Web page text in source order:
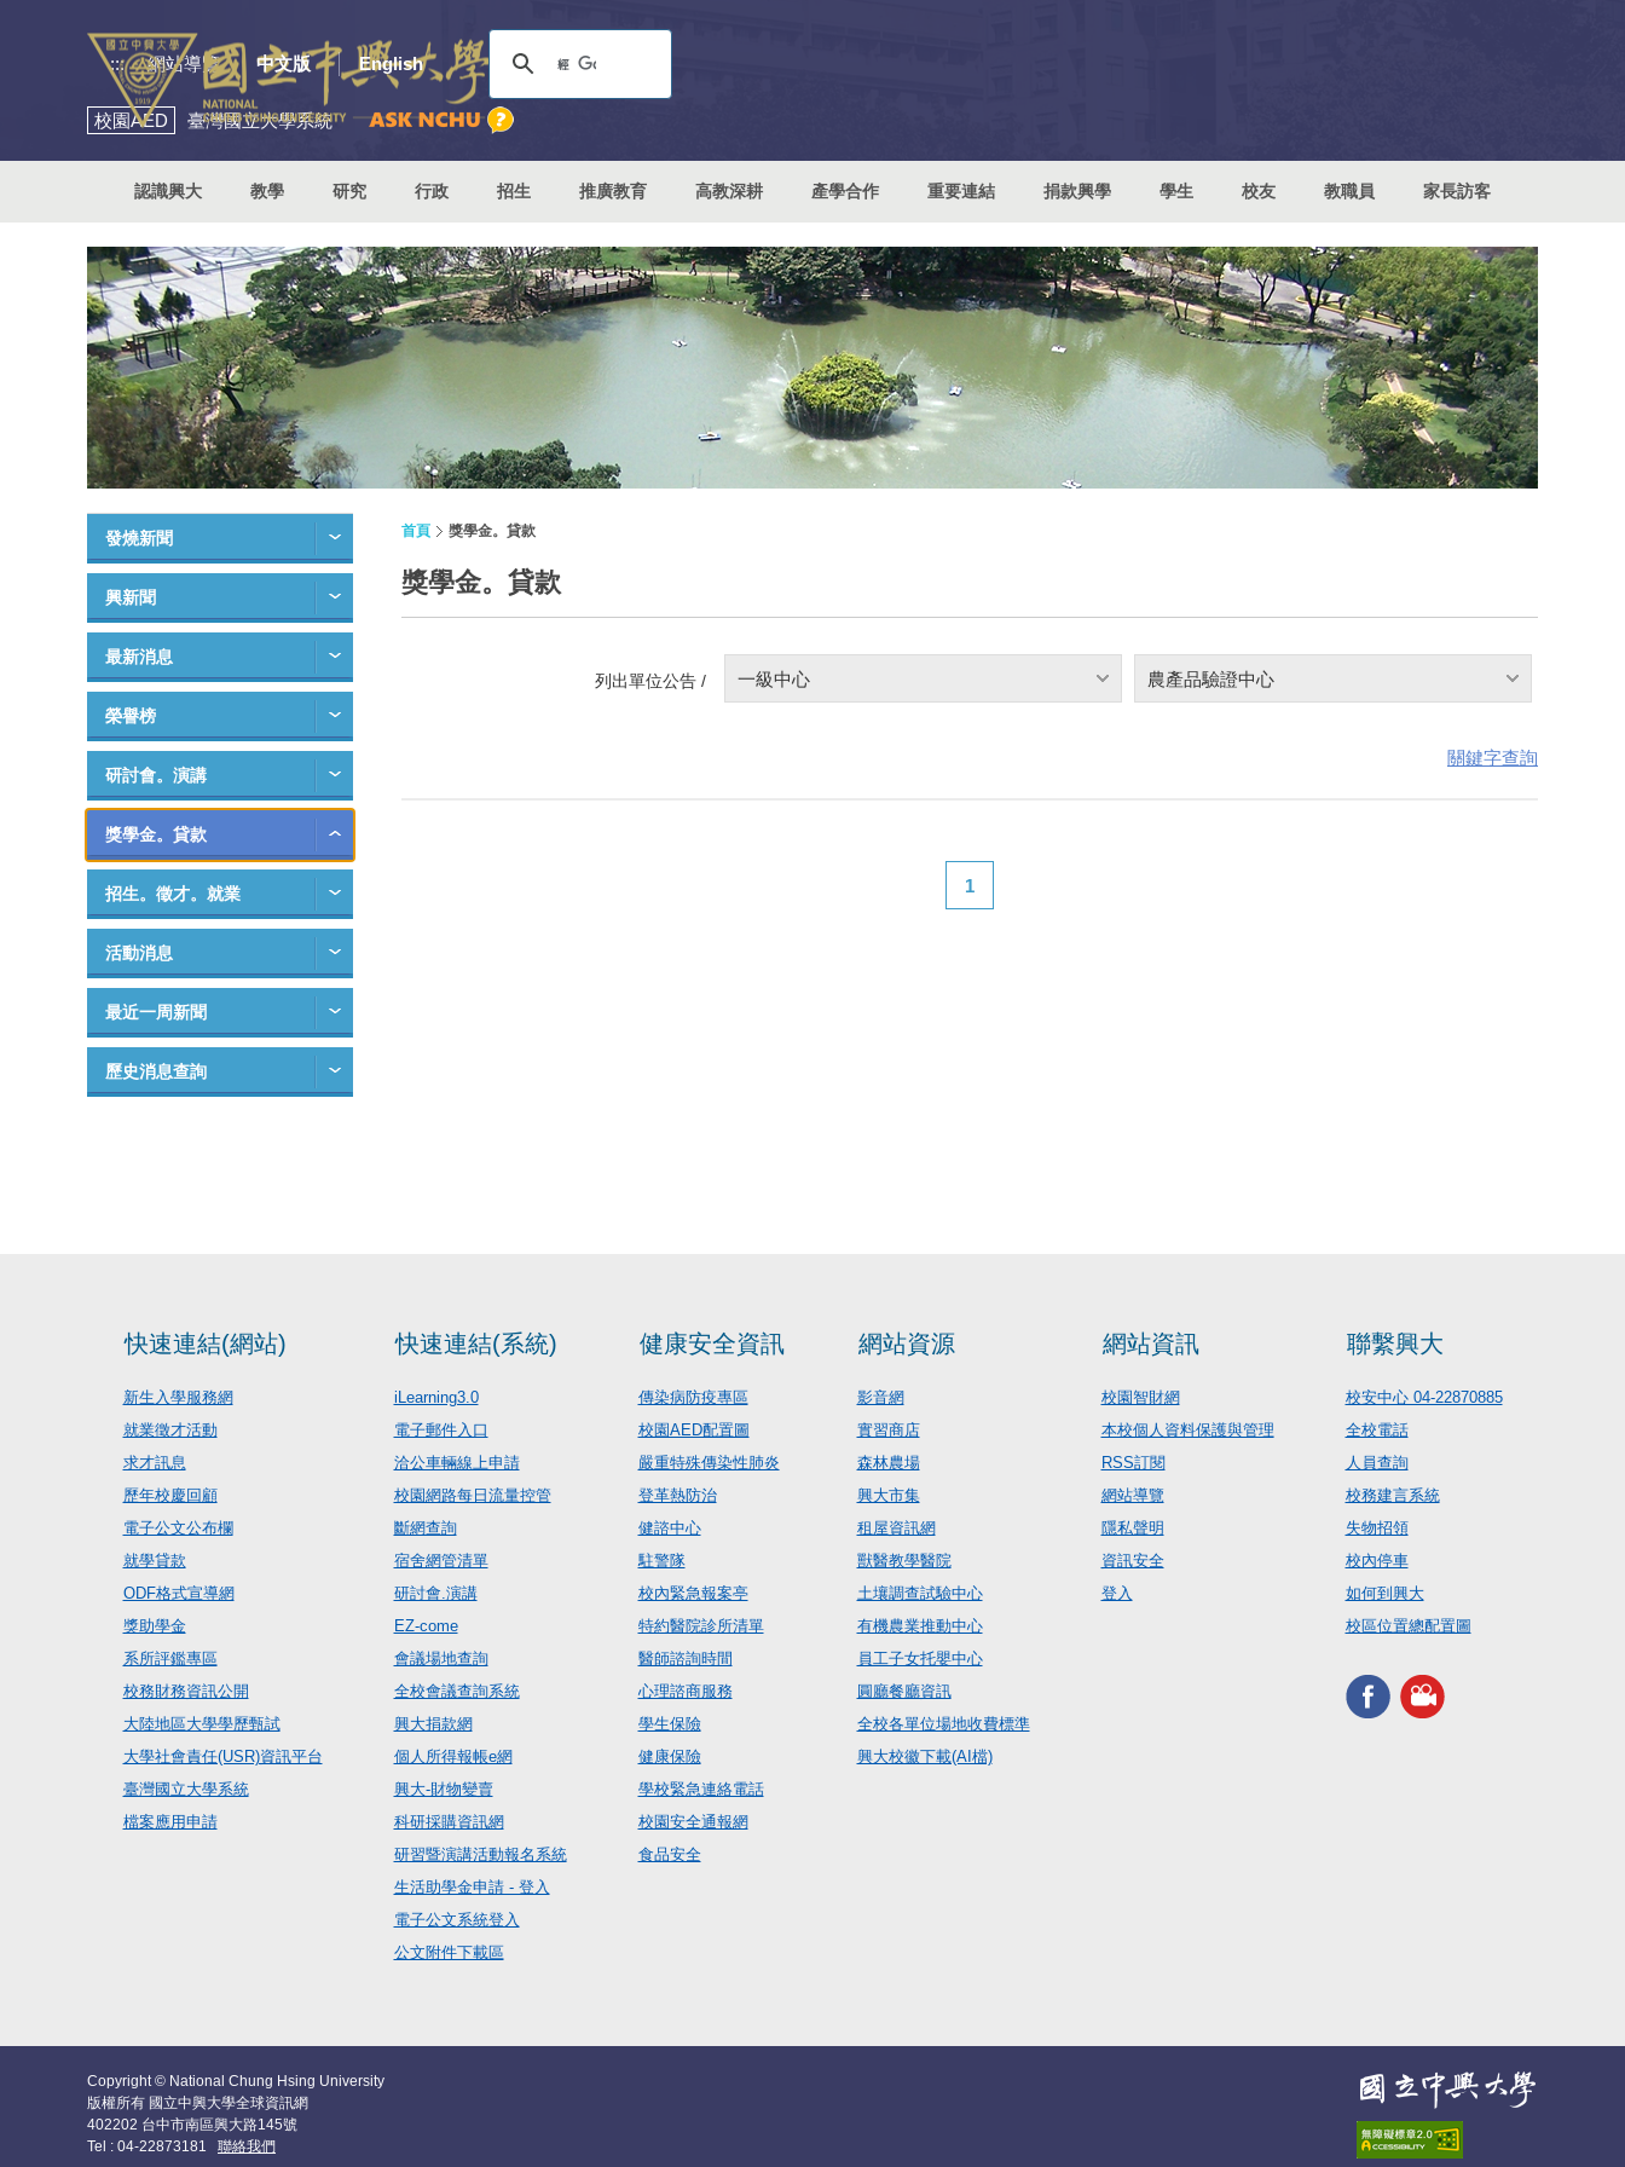
::: 網站導覽 中文版 English
校園AED 臺灣國立大學系統
認識興大 教學 研究 行政 招生 推廣教育 高教深耕 產學合作 重要連結 捐款興學 學生 校友 教職員 家長訪客
發燒新聞
興新聞
最新消息
榮譽榜
研討會。演講
獎學金。貸款
招生。徵才。就業
活動消息
最近一周新聞
歷史消息查詢
首頁 獎學金。貸款
獎學金。貸款
列出單位公告 / 一級中心 農產品驗證中心
關鍵字查詢
1
快速連結(網站)
新生入學服務網
就業徵才活動
求才訊息
歷年校慶回顧
電子公文公布欄
就學貸款
ODF格式宣導網
獎助學金
系所評鑑專區
校務財務資訊公開
大陸地區大學學歷甄試
大學社會責任(USR)資訊平台
臺灣國立大學系統
檔案應用申請
快速連結(系統)
iLearning3.0
電子郵件入口
洽公車輛線上申請
校園網路每日流量控管
斷網查詢
宿舍網管清單
研討會.演講
EZ-come
會議場地查詢
全校會議查詢系統
興大捐款網
個人所得報帳e網
興大-財物變賣
科研採購資訊網
研習暨演講活動報名系統
生活助學金申請 - 登入
電子公文系統登入
公文附件下載區
健康安全資訊
傳染病防疫專區
校園AED配置圖
嚴重特殊傳染性肺炎
登革熱防治
健諮中心
駐警隊
校內緊急報案亭
特約醫院診所清單
醫師諮詢時間
心理諮商服務
學生保險
健康保險
學校緊急連絡電話
校園安全通報網
食品安全
網站資源
影音網
實習商店
森林農場
興大市集
租屋資訊網
獸醫教學醫院
土壤調查試驗中心
有機農業推動中心
員工子女托嬰中心
圓廳餐廳資訊
全校各單位場地收費標準
興大校徽下載(AI檔)
網站資訊
校園智財網
本校個人資料保護與管理
RSS訂閱
網站導覽
隱私聲明
資訊安全
登入
聯繫興大
校安中心 04-22870885
全校電話
人員查詢
校務建言系統
失物招領
校內停車
如何到興大
校區位置總配置圖
Copyright © National Chung Hsing University
版權所有 國立中興大學全球資訊網
402202 台中市南區興大路145號
Tel : 04-22873181 聯絡我們